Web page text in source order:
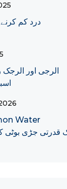
درد کم
الرجی اور الرجک